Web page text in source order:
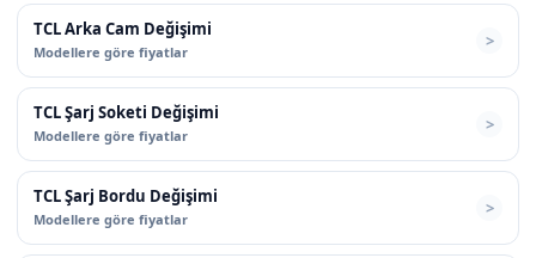
TCL Arka Cam Değişimi
Modellere göre fiyatlar
TCL Şarj Soketi Değişimi
Modellere göre fiyatlar
TCL Şarj Bordu Değişimi
Modellere göre fiyatlar